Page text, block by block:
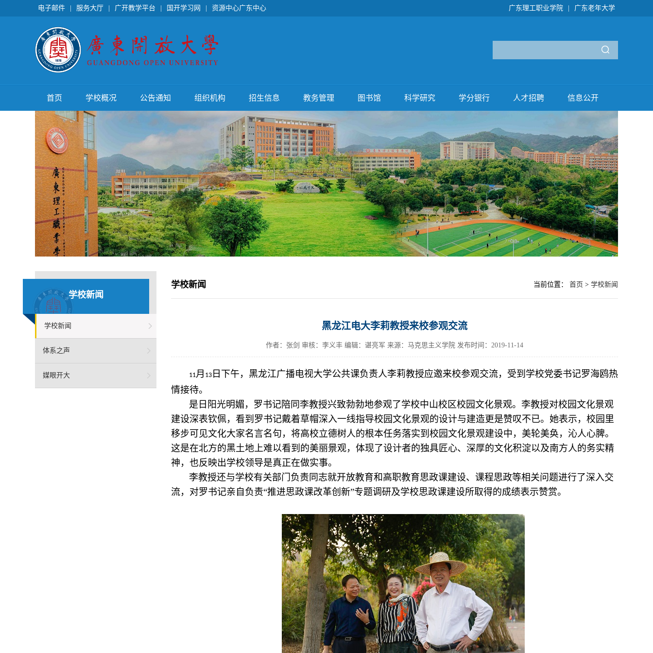
电子邮件 服务大厅 广开教学平台 国开学习网 资源中心广东中心 广东理工职业学院 广东老年大学
首页 学校概况 公告通知 组织机构 招生信息 教务管理 图书馆 科学研究 学分银行 人才招聘 信息公开
学校新闻
学校新闻
体系之声
媒眼开大
学校新闻 当前位置： 首页 > 学校新闻
黑龙江电大李莉教授来校参观交流
作者：张剑 审核：李义丰 编辑：谌亮军 来源：马克思主义学院 发布时间：2019-11-14
11月 13 日下午，黑龙江广播电视大学公共课负责人李莉教授应邀来校参观交流，受到学校党委书记罗海鸥热
情接待。
是日阳光明媚，罗书记陪同李教授兴致勃勃地参观了学校中山校区校园文化景观。李教授对校园文化景观
建设深表钦佩，看到罗书记戴着草帽深入一线指导校园文化景观的设计与建造更是赞叹不已。她表示，校园里
移步可见文化大家名言名句，将高校立德树人的根本任务落实到校园文化景观建设中，美轮美奂，沁人心脾。
这是在北方的黑土地上难以看到的美丽景观，体现了设计者的独具匠心、深厚的文化积淀以及南方人的务实精
神，也反映出学校领导是真正在做实事。
李教授还与学校有关部门负责同志就开放教育和高职教育思政课建设、课程思政等相关问题进行了深入交
流，对罗书记亲自负责“推进思政课改革创新”专题调研及学校思政课建设所取得的成绩表示赞赏。